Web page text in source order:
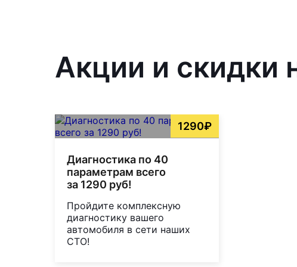
Акции и скидки
1290₽
Диагностика по 40
параметрам всего
за 1290 руб!
Пройдите комплексную
диагностику вашего
автомобиля в сети наших
СТО!